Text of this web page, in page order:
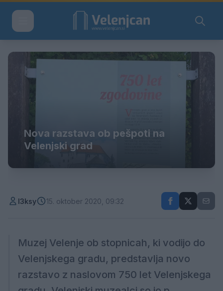
Nova razstava ob pešpoti na
Velenjski grad
l3ksy 15. oktober 2020, 09:32
Muzej Velenje ob stopnicah, ki vodijo do
Velenjskega gradu, predstavlja novo
razstavo z naslovom 750 let Velenjskega